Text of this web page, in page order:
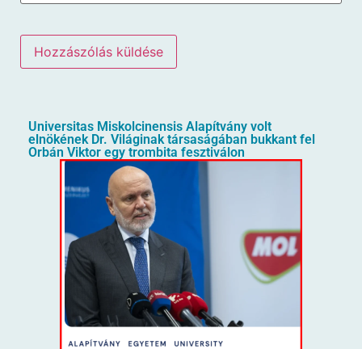
Universitas Miskolcinensis Alapítvány volt
elnökének Dr. Világinak társaságában bukkant fel
Orbán Viktor egy trombita fesztiválon